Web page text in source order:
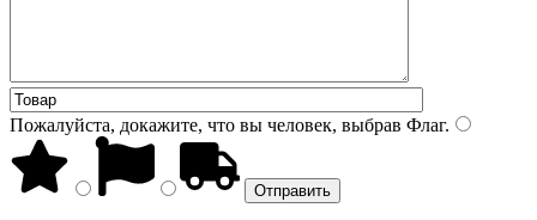
Пожалуйста, докажите, что вы человек, выбрав Флаг.